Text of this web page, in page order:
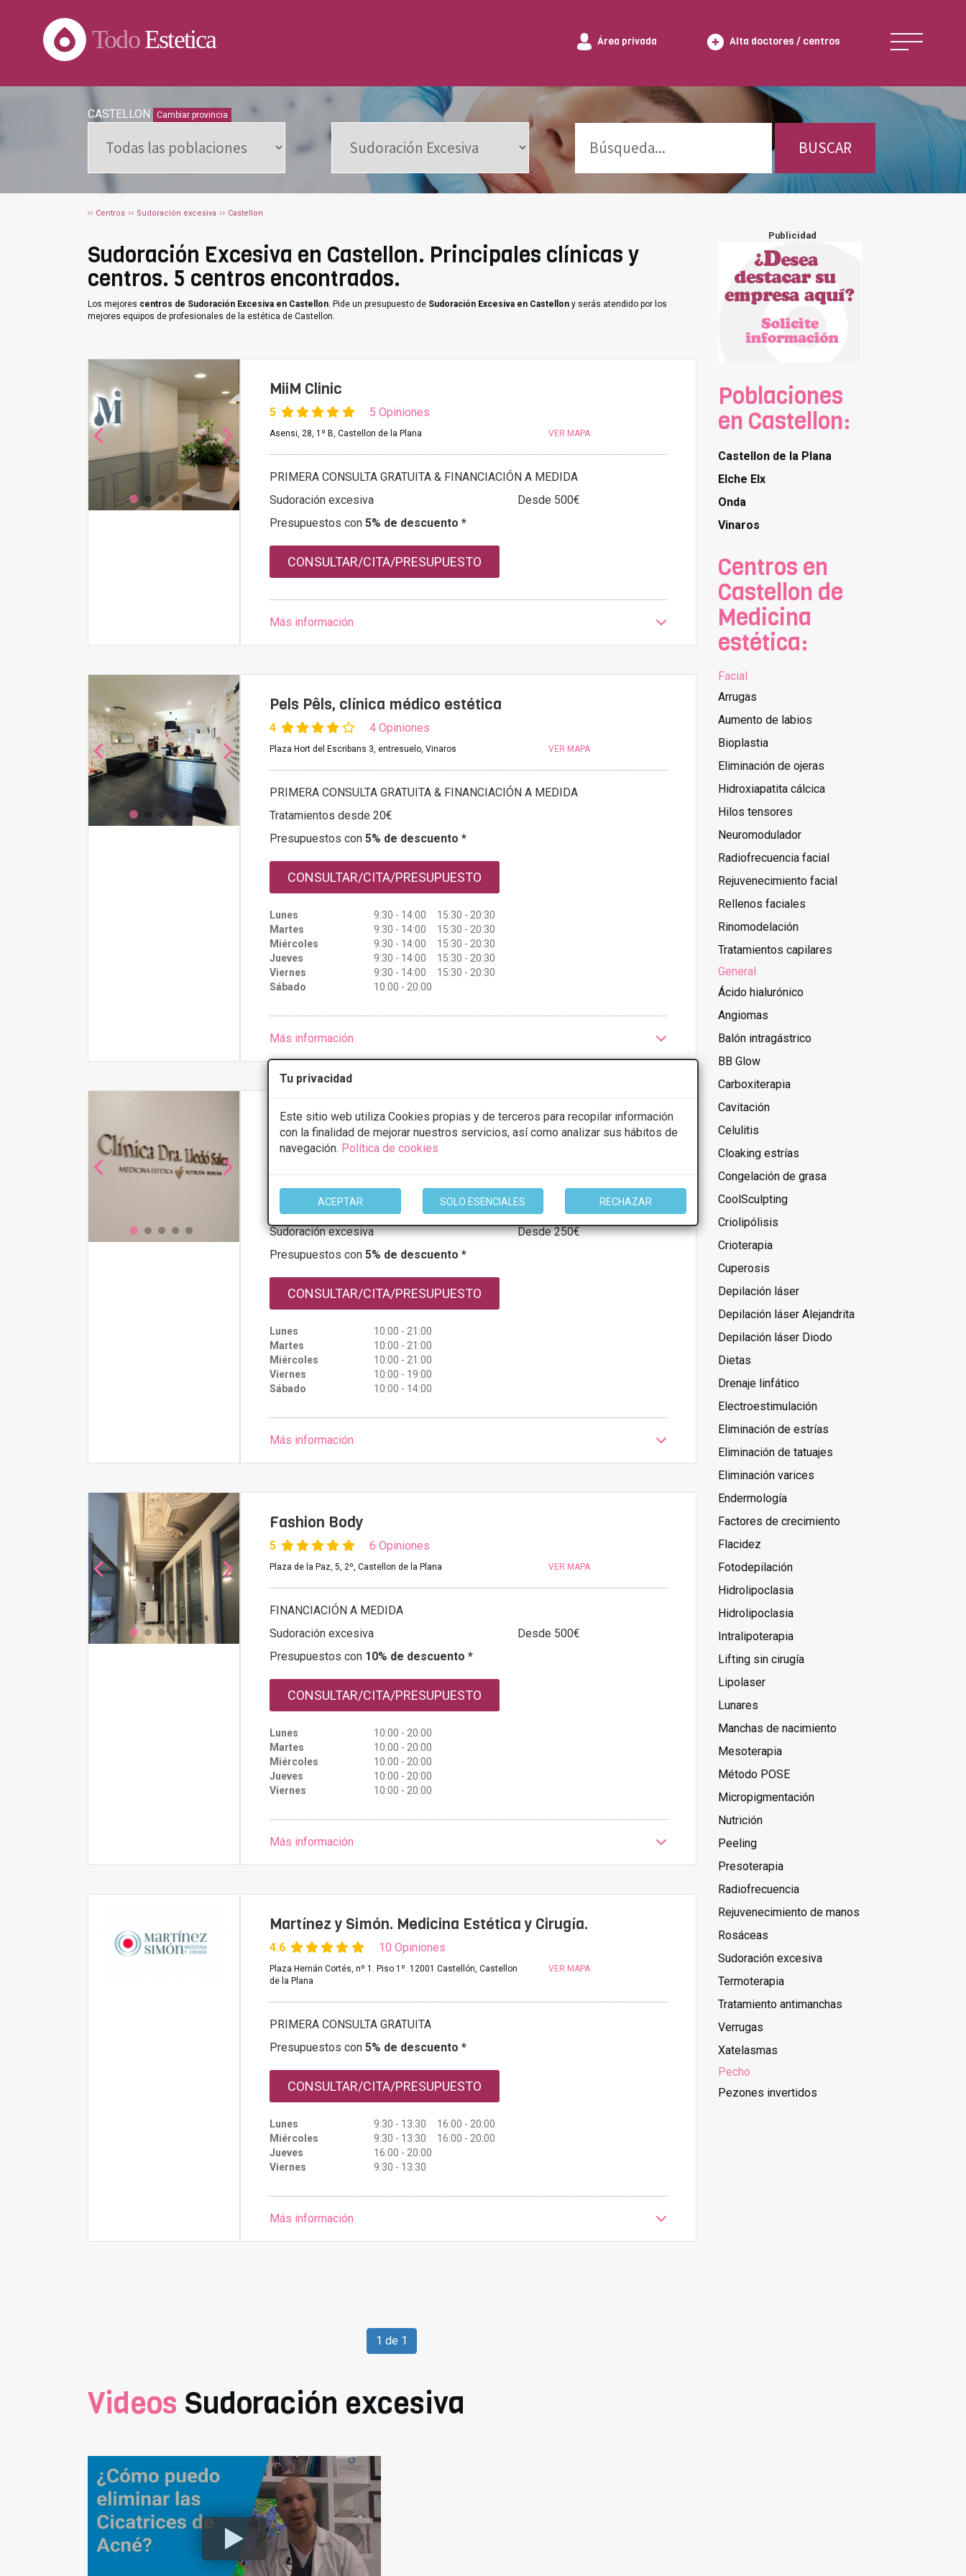
Tu privacidad
Este sitio web utiliza Cookies propias y de terceros para recopilar información
con la finalidad de mejorar nuestros servicios, así como analizar sus hábitos de
navegación. Política de cookies
ACEPTAR SOLO ESENCIALES RECHAZAR
TodoEstetica Área privada Alta doctores / centros
CASTELLON Cambiar provincia
BUSCAR
Centros Sudoración excesiva Castellon
Sudoración Excesiva en Castellon. Principales clínicas y
centros. 5 centros encontrados.
Los mejores centros de Sudoración Excesiva en Castellon. Pide un presupuesto de Sudoración Excesiva en Castellon y serás atendido por los
mejores equipos de profesionales de la estética de Castellon.
MiiM Clinic
5 5 Opiniones
Asensi, 28, 1º B, Castellon de la Plana VER MAPA
PRIMERA CONSULTA GRATUITA & FINANCIACIÓN A MEDIDA
Sudoración excesiva
Desde 500€
Presupuestos con 5% de descuento *
CONSULTAR/CITA/PRESUPUESTO
Más información
Pels Pêls, clínica médico estética
4 4 Opiniones
Plaza Hort del Escribans 3, entresuelo, Vinaros VER MAPA
PRIMERA CONSULTA GRATUITA & FINANCIACIÓN A MEDIDA
Tratamientos desde 20€
Presupuestos con 5% de descuento *
CONSULTAR/CITA/PRESUPUESTO
Lunes
9:30 - 14:00 15:30 - 20:30
Martes
9:30 - 14:00 15:30 - 20:30
Miércoles
9:30 - 14:00 15:30 - 20:30
Jueves
9:30 - 14:00 15:30 - 20:30
Viernes
9:30 - 14:00 15:30 - 20:30
Sábado
10:00 - 20:00
Más información
Clinica Dra. Lledó Sales
4.6 9 Opiniones
PRIMERA CONSULTA GRATUITA & FINANCIACIÓN A MEDIDA
Sudoración excesiva
Desde 250€
Presupuestos con 5% de descuento *
CONSULTAR/CITA/PRESUPUESTO
Lunes
10:00 - 21:00
Martes
10:00 - 21:00
Miércoles
10:00 - 21:00
Viernes
10:00 - 19:00
Sábado
10:00 - 14:00
Más información
Fashion Body
5 6 Opiniones
Plaza de la Paz, 5, 2º, Castellon de la Plana VER MAPA
FINANCIACIÓN A MEDIDA
Sudoración excesiva
Desde 500€
Presupuestos con 10% de descuento *
CONSULTAR/CITA/PRESUPUESTO
Lunes
10:00 - 20:00
Martes
10:00 - 20:00
Miércoles
10:00 - 20:00
Jueves
10:00 - 20:00
Viernes
10:00 - 20:00
Más información
Martínez y Simón. Medicina Estética y Cirugía.
4.6 10 Opiniones
Plaza Hernán Cortés, nº 1. Piso 1º. 12001 Castellón, Castellon
de la Plana
VER MAPA
PRIMERA CONSULTA GRATUITA
Presupuestos con 5% de descuento *
CONSULTAR/CITA/PRESUPUESTO
Lunes
9:30 - 13:30 16:00 - 20:00
Miércoles
9:30 - 13:30 16:00 - 20:00
Jueves
16:00 - 20:00
Viernes
9:30 - 13:30
Más información
1 de 1
Videos Sudoración excesiva
Publicidad
Poblaciones
en Castellon:
Castellon de la Plana
Elche Elx
Onda
Vinaros
Centros en
Castellon de
Medicina
estética:
Facial
Arrugas
Aumento de labios
Bioplastia
Eliminación de ojeras
Hidroxiapatita cálcica
Hilos tensores
Neuromodulador
Radiofrecuencia facial
Rejuvenecimiento facial
Rellenos faciales
Rinomodelación
Tratamientos capilares
General
Ácido hialurónico
Angiomas
Balón intragástrico
BB Glow
Carboxiterapia
Cavitación
Celulitis
Cloaking estrías
Congelación de grasa
CoolSculpting
Criolipólisis
Crioterapia
Cuperosis
Depilación láser
Depilación láser Alejandrita
Depilación láser Diodo
Dietas
Drenaje linfático
Electroestimulación
Eliminación de estrías
Eliminación de tatuajes
Eliminación varices
Endermología
Factores de crecimiento
Flacidez
Fotodepilación
Hidrolipoclasia
Hidrolipoclasia
Intralipoterapia
Lifting sin cirugía
Lipolaser
Lunares
Manchas de nacimiento
Mesoterapia
Método POSE
Micropigmentación
Nutrición
Peeling
Presoterapia
Radiofrecuencia
Rejuvenecimiento de manos
Rosáceas
Sudoración excesiva
Termoterapia
Tratamiento antimanchas
Verrugas
Xatelasmas
Pecho
Pezones invertidos